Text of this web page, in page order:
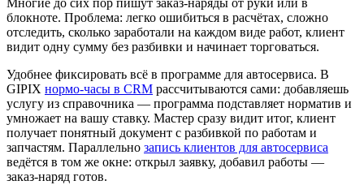
Многие до сих пор пишут заказ-наряды от руки или в
блокноте. Проблема: легко ошибиться в расчётах, сложно
отследить, сколько заработали на каждом виде работ, клиент
видит одну сумму без разбивки и начинает торговаться.
Удобнее фиксировать всё в программе для автосервиса. В
GIPIX нормо-часы в CRM рассчитываются сами: добавляешь
услугу из справочника — программа подставляет норматив и
умножает на вашу ставку. Мастер сразу видит итог, клиент
получает понятный документ с разбивкой по работам и
запчастям. Параллельно запись клиентов для автосервиса
ведётся в том же окне: открыл заявку, добавил работы —
заказ-наряд готов.